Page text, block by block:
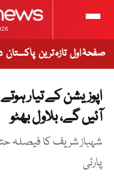
صفحۂ اول تازہ ترین پاکستان
اپوزیشن کے تیار
آئیں گے، بلاول بھٹو
شہباز شریف کا فیصلہ
پارٹی